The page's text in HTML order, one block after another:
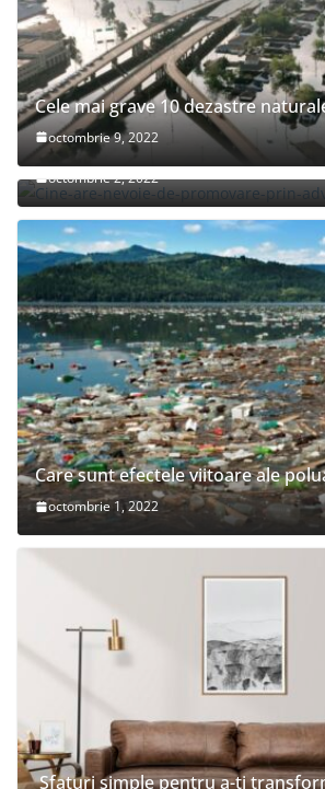
Cele mai grave 10 dezastre
octombrie 9, 2022
Cine are nevoie de promovare
seo?
octombrie 2, 2022
Care sunt efectele viitoare ale
octombrie 1, 2022
Sfaturi simple pentru a-ți